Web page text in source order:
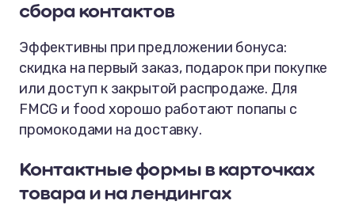
сбора контактов
Эффективны при предложении бонуса:
скидка на первый заказ, подарок при покупке
или доступ к закрытой распродаже. Для
FMCG и food хорошо работают попапы с
промокодами на доставку.
Контактные формы в карточках
товара и на лендингах